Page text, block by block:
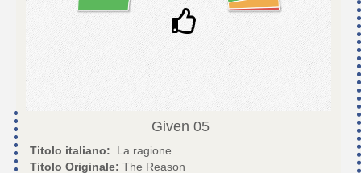
Given 05
Titolo italiano:
La ragione
Titolo Originale: The Reason